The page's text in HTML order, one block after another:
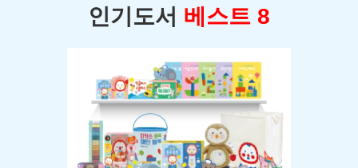
인기도서 베스트 8